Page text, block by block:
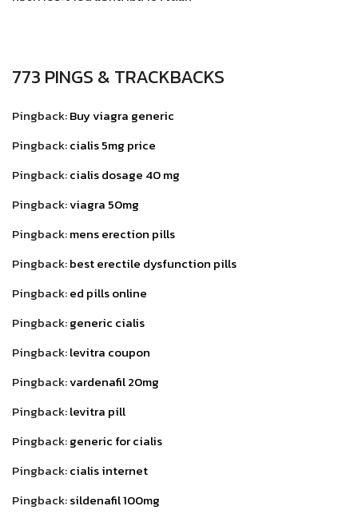
773 PINGS & TRACKBACKS
Pingback:Buy viagra generic
Pingback:cialis 5mg price
Pingback:cialis dosage 40 mg
Pingback:viagra 50mg
Pingback:mens erection pills
Pingback:best erectile dysfunction pills
Pingback:ed pills online
Pingback:generic cialis
Pingback:levitra coupon
Pingback:vardenafil 20mg
Pingback:levitra pill
Pingback:generic for cialis
Pingback:cialis internet
Pingback:sildenafil 100mg